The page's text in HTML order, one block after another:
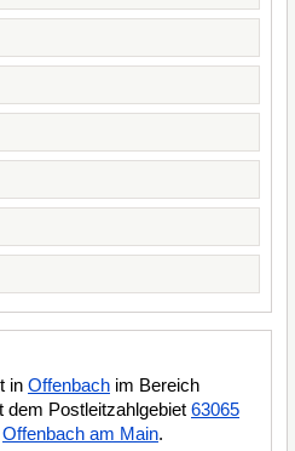
in Offenbach im Bereich
dem Postleitzahlgebiet 63065
Offenbach am Main.